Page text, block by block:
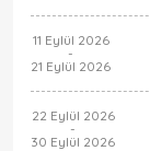
11 Eylül 2026
-
21 Eylül 2026
22 Eylül 2026
-
30 Eylül 2026